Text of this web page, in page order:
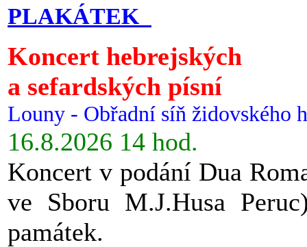
PLAKÁTEK
Koncert hebrejských
a sefardských písní
Louny - Obřadní síň židovského
16.8.2026 14 hod.
Koncert v podání Dua
ve Sboru M.J.Husa
památek.